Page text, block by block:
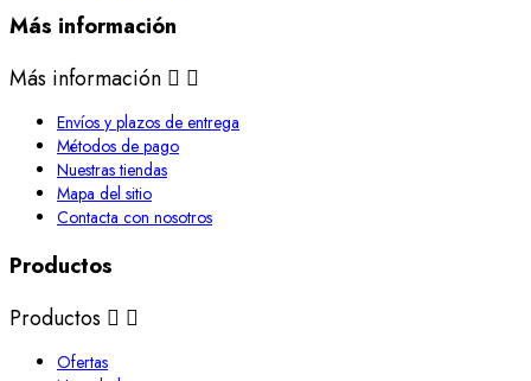
Más información
Más información  
Envíos y plazos de entrega
Métodos de pago
Nuestras tiendas
Mapa del sitio
Contacta con nosotros
Productos
Productos  
Ofertas